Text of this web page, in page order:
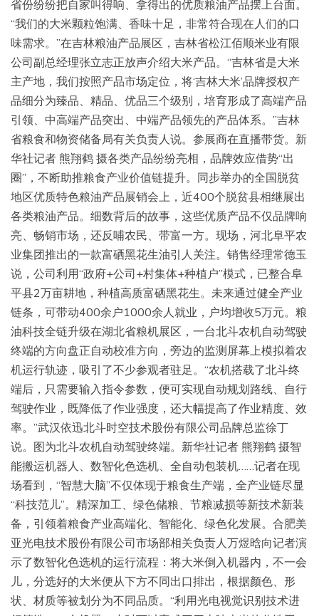
省份纷纷把自家叫得响、拿得出的优质粮油产品摆上台面。
“我们的大米颗粒饱满、香味十足，非常符合现在人们的口
味需求。”在吉林粮油产品展区，吉林省松江佰顺米业有限
公司副总经理张立志正放声介绍大米产品。“吉林省是大米
主产地，我们按照产品市场定位，将‘吉林大米’品牌授权产
品细分为臻品、精品、优品三个级别，培育形成了高端产品
引领、中高端产品突出、中端产品领先的产品体系。”吉林
省粮食和物资储备局有关负责人说。参展商在直播带货。新
华社记者 熊翔鹤 摄各类产品纷纷亮相，品牌效应借势“出
圈”，不断助推粮食产业价值链提升。同步举办的全国脱贫
地区优质特色粮油产品展销会上，近400个脱贫县相继展出
各类粮油产品。细数背后的故事，这些优质产品不仅品牌响
亮、畅销市场，还反哺农民、带富一方。现场，河北阜平农
业集团推出的一款富硒黑花生油引人关注。销售经理常德玉
说，公司利用“政府+公司+村集体+种植户”模式，已整合阜
平县2万亩耕地，种植高质富硒黑花生。未来通过健全产业
链条，可带动400余户1000余人就业，户均增收5万元。粮
油科技全链升级在湖北省粮机展区，一台北斗农机自动驾驶
终端的方向盘正自动校准方向，旁边的监测屏幕上模拟着农
机运行轨迹，吸引了不少参观者驻足。“农机搭载了北斗终
端后，只需要输入指令参数，便可实现自动规划路线、自行
驾驶作业，既降低了作业强度，还大幅提高了作业精度、效
率。”武汉依迅北斗时空技术股份有限公司品牌总监徐丁
说。图为北斗农机自动驾驶终端。新华社记者 熊翔鹤 摄智
能搬运机器人、数智化色选机、全自动包装机……记者在现
场看到，“智慧大脑”不仅体现于粮食生产端，全产业链尽显
“科技范儿”。精深加工、绿色储粮、节粮减损等新技术新装
备，引领着粮食产业高端化、智能化、绿色化发展。合肥美
亚光电技术股份有限公司市场部相关负责人万煜晗向记者演
示了数智化色选机的运行流程：将大米倒入机器内，不一会
儿，分选好的大米便从下方不同出口排出，根据颜色、形
状、材质等被划分为不同品质。“利用光电视觉识别技术进